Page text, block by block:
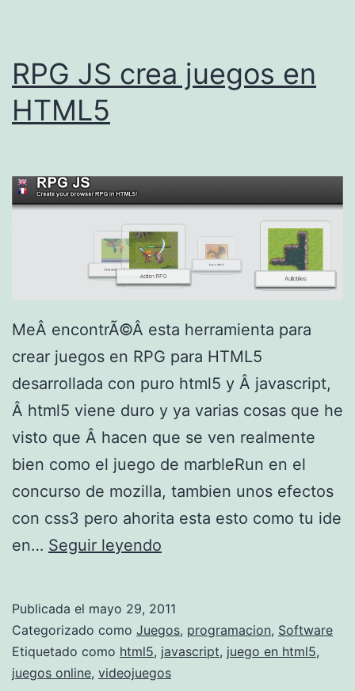
RPG JS crea juegos en
HTML5
MeÂ encontrÃ©Â esta herramienta para
crear juegos en RPG para HTML5
desarrollada con puro html5 y Â javascript,
Â html5 viene duro y ya varias cosas que he
visto que Â hacen que se ven realmente
bien como el juego de marbleRun en el
concurso de mozilla, tambien unos efectos
con css3 pero ahorita esta esto como tu ide
en… Seguir leyendo
J
S
c
Publicada el mayo 29, 2011
Categorizado como Juegos, programacion, Software
Etiquetado como html5, javascript, juego en html5,
juegos online, videojuegos